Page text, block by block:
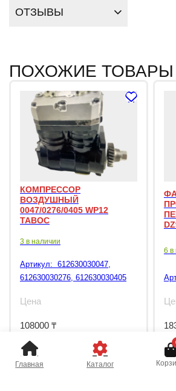
ОТЗЫВЫ
ПОХОЖИЕ ТОВАРЫ
КОМПРЕССОР
ВОЗДУШНЫЙ
0047/0276/0405 WP12
TABOC
3 в наличии
Артикул: 612630030047,
612630030276, 612630030405
Цена
108000 ₸
6 в
Главная Каталог